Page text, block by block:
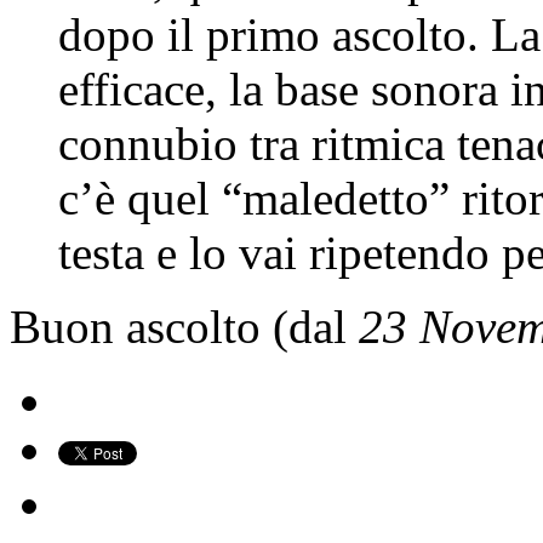
dopo il primo ascolto.
efficace, la base sonora
connubio tra ritmica
c’è quel “maledetto”
testa e lo vai ripetendo
Buon ascolto (dal 23